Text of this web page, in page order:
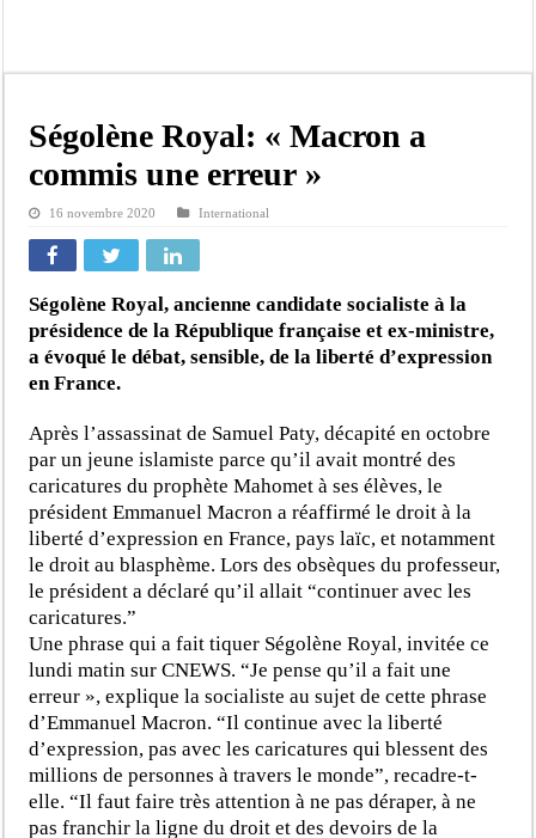
Linguère : Un élève de 14 ans meurt noyé dans un bassin de rétention
Gamou 1448 H / 2026 : le Comité scientifique dévoile les fondements du thème
Passation de service au 3FPT : Soulèye Kane officiellement installé, il décline
La communauté mouride en deuil : Sokhna Mame Amy Mbacké, fille de
Ségolène Royal: « Macron a
commis une erreur »
16 novembre 2020 International
Ségolène Royal, ancienne candidate socialiste à la
présidence de la République française et ex-ministre,
a évoqué le débat, sensible, de la liberté d’expression
en France.
Après l’assassinat de Samuel Paty, décapité en octobre
par un jeune islamiste parce qu’il avait montré des
caricatures du prophète Mahomet à ses élèves, le
président Emmanuel Macron a réaffirmé le droit à la
liberté d’expression en France, pays laïc, et notamment
le droit au blasphème. Lors des obsèques du professeur,
le président a déclaré qu’il allait “continuer avec les
caricatures.”
Une phrase qui a fait tiquer Ségolène Royal, invitée ce
lundi matin sur CNEWS. “Je pense qu’il a fait une
erreur », explique la socialiste au sujet de cette phrase
d’Emmanuel Macron. “Il continue avec la liberté
d’expression, pas avec les caricatures qui blessent des
millions de personnes à travers le monde”, recadre-t-
elle. “Il faut faire très attention à ne pas déraper, à ne
pas franchir la ligne du droit et des devoirs de la